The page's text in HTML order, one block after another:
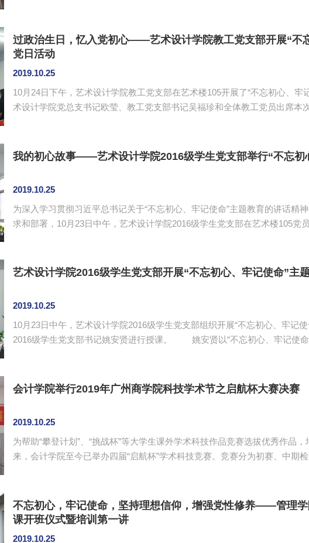
任务后，大家团结协作，以高度的热情投入到清洁活动中。劳动过程中，志愿
过政治生日，忆入党初心——艺术设计学院教工党支部开展“不
党日活动
2019.10.25
10月24日下午，艺术设计学院教工党支部在艺术楼105开展了“不忘初心、牢
术设计学院党总支书记欧莹、教工党支部书记吴福珍和全体教工党员出席本次会议。 本次会议严
治生日”的内涵及其深刻价值。他表示，自然生日纪念的，是对生命的珍视和
我的初心故事——艺术设计学院2016级学生党支部举行“不忘初
2019.10.25
为深入学习贯彻习近平总书记关于“不忘初心、牢记使命”主题教育的讲话精
求和部署，10月23日中午，艺术设计学院2016级学生党支部在艺术楼105党
心，更加坚定理想信念，补足精神之钙。 忆初心 ...
艺术设计学院2016级学生党支部开展“不忘初心、牢记使命”主
2019.10.25
10月23日中午，艺术设计学院2016级学生党支部组织开展“不忘初心、牢记
2016级学生党支部书记姚安贤进行授课。 姚安贤以“不忘初心、牢记使命”为题对支部党员上了一堂深刻的党课。
初心、担使命，找差距、抓落实的工作总要求。她指出每个党员必...
会计学院举行2019年广州商学院科技学术节之启航杯大赛决赛
2019.10.25
为帮助“攀登计划”、“挑战杯”等大学生课外学术科技作品竞赛选拔优秀作品
来，会计学院至今已举办四届“启航杯”学术科技竞赛。竞赛分为初赛、中期
轮，每个团队根据赛前的抽签顺序依次上台展示各自的研究课题，展示结...
不忘初心，牢记使命，坚持理想信仰，增强党性修养——管理
课开班仪式暨培训第一讲
2019.10.25